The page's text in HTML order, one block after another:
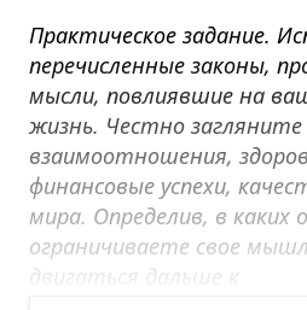
Практическое задание.
перечисленные законы,
мысли, повлиявшие на
жизнь. Честно
взаимоотношения,
финансовые успехи,
мира. Определив, в каких
ограничиваете свое
двигаться дальше к